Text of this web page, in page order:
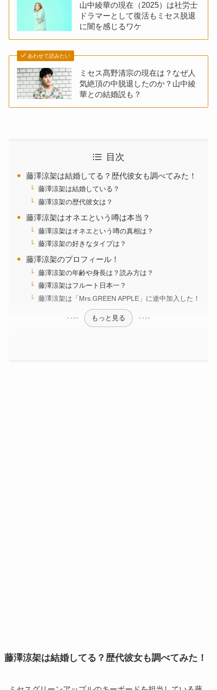
山中綾華の現在（2025）は社労士
ドラマーとして復活もミセス脱退
に闇を感じるワケ
あわせて読みたい
ミセス髙野清宗の現在は？なぜ人
気絶頂の中脱退したのか？山中綾
華との結婚説も？
目次
藤澤涼架は結婚してる？歴代彼女も調べてみた！
藤澤涼架は結婚している？
藤澤涼架の歴代彼女は？
藤澤涼架はオネエという噂は本当？
藤澤涼架はオネエという噂の真相は？
藤澤涼架の好きなタイプは？
藤澤涼架のプロフィール！
藤澤涼架の年齢や身長は？読み方は？
藤澤涼架はフルート日本一？
藤澤涼架は「Mrs.GREEN APPLE」に途中加入した！
もっと見る
藤澤涼架は結婚してる？歴代彼女も調べてみた！